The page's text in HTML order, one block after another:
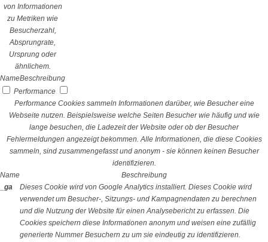
von Informationen
zu Metriken wie
Besucherzahl,
Absprungrate,
Ursprung oder
ähnlichem.
NameBeschreibung
Performance
Performance Cookies sammeln Informationen darüber, wie Besucher eine
Webseite nutzen. Beispielsweise welche Seiten Besucher wie häufig und wie
lange besuchen, die Ladezeit der Website oder ob der Besucher
Fehlermeldungen angezeigt bekommen. Alle Informationen, die diese Cookies
sammeln, sind zusammengefasst und anonym - sie können keinen Besucher
identifizieren.
Name
Beschreibung
_ga
Dieses Cookie wird von Google Analytics installiert. Dieses Cookie wird
verwendet um Besucher-, Sitzungs- und Kampagnendaten zu berechnen
und die Nutzung der Website für einen Analysebericht zu erfassen. Die
Cookies speichern diese Informationen anonym und weisen eine zufällig
generierte Nummer Besuchern zu um sie eindeutig zu identifizieren.